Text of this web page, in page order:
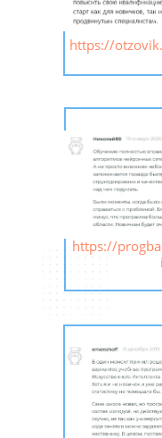
https://
https://